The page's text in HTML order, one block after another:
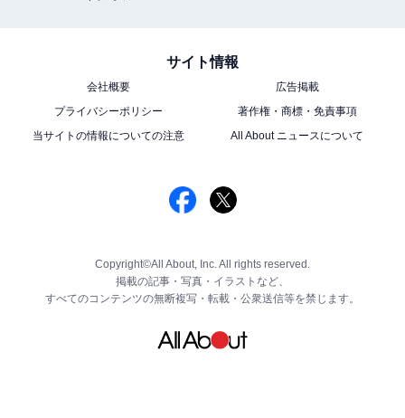
サイト情報
会社概要
広告掲載
プライバシーポリシー
著作権・商標・免責事項
当サイトの情報についての注意
All About ニュースについて
Copyright©All About, Inc. All rights reserved.
掲載の記事・写真・イラストなど、
すべてのコンテンツの無断複写・転載・公衆送信等を禁じます。